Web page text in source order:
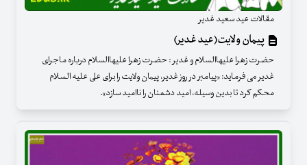
مقالات عید سعید غدیر
پیمان ولایت(عید غدیر)
حضرت زهرا علیهاالسلام و غدیر : حضرت زهرا علیهاالسلام درباره ماجرای
غدیر می فرماید: «پیامبر در روز غدیر، پیمان ولایت را برای علی علیه السلام
محکم کرد تا بدین وسیله، امید دشمنان را ناامید سازد».